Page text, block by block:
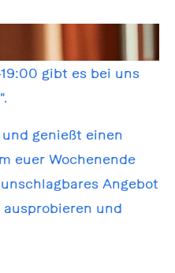
gibt es bei uns
genießt einen
euer Wochenende
Angebot
und